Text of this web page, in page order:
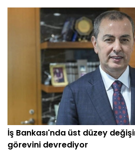
İş Bankası'nda üst düzey
görevini devrediyor